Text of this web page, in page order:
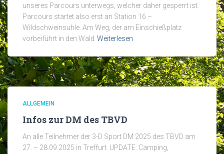
unseres Parcours unterwegs, welcher daher gesperrt ist.
Parcours startet also erst an Station 16 –
Wildschweinsuhle. Am Weg, der am Einschießplatz
vorbeiführt in den Wald Weiterlesen
ALLGEMEIN
Infos zur DM des TBVD
An alle Teilnehmer der 3-D Sport DM 2025 des TBVD am
27. – 28.09.2025 in Treffurt. UPDATE: Camping,